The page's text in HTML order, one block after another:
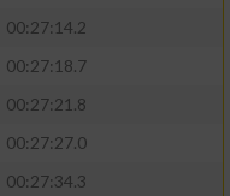
00:27:14.2
00:27:18.7
00:27:21.8
00:27:27.0
00:27:34.3